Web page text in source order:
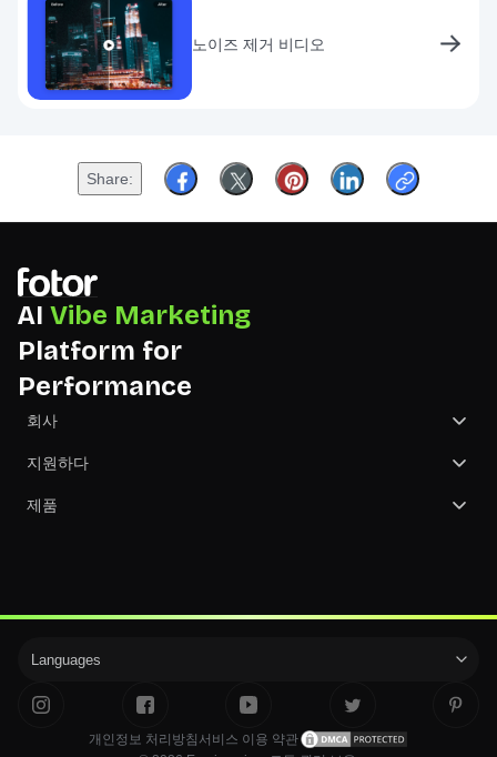
노이즈 제거 비디오
Share
AI Vibe Marketing
Platform for
Performance
회사
회사 소개
문의하기
지원하다
지원 센터
제품
Languages
개인정보 처리방침 서비스 이용 약관